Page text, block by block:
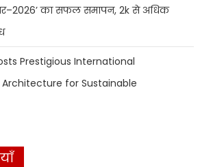
का सफल समापन, 2k से अधिक
Prestigious International
Architecture for Sustainable